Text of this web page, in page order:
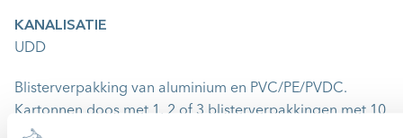
KANALISATIE
UDD
Blisterverpakking van aluminium en PVC/PE/PVDC.
Kartonnen doos met 1, 2 of 3 blisterverpakkingen met 10
tabletten.